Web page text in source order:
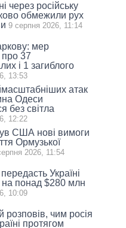
через російську
обмежили рух
9 серпня 2026, 11:14
мер
про 37
і 1 загиблого
13:53
атак
Одеси
без світла
12:22
США нові вимоги
Ормузької
2026, 11:54
Україні
на понад $280 млн
10:09
розповів, чим росія
протягом